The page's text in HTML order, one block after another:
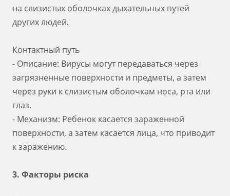
на слизистых оболочках дыхательных путей
других людей.
Контактный путь
- Описание: Вирусы могут передаваться через
загрязненные поверхности и предметы, а затем
через руки к слизистым оболочкам носа, рта или
глаз.
- Механизм: Ребенок касается зараженной
поверхности, а затем касается лица, что приводит
к заражению.
3. Факторы риска